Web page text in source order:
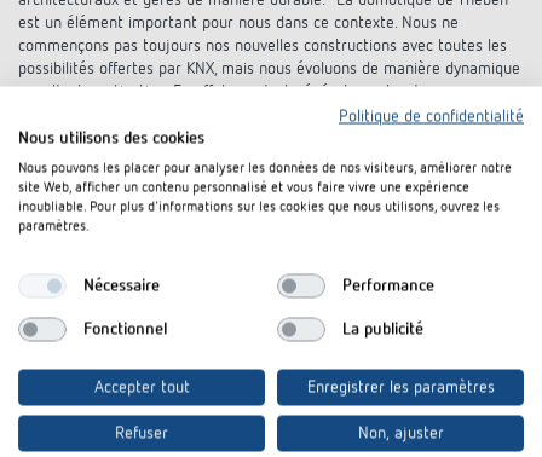
est un élément important pour nous dans ce contexte. Nous ne
commençons pas toujours nos nouvelles constructions avec toutes les
possibilités offertes par KNX, mais nous évoluons de manière dynamique
vers l'automatisation. En effet, ce n'est généralement qu'en cours
d'exploitation que l'on voit où il est le plus nécessaire d'agir", explique
l'entrepreneur de la nouvelle hôtellerie côtière allemande.
Une variation de lumière sans
gradation LED élevées
"Pour permettre une commande confortable de l'éclairage, nous avons
intégré des actionneurs de variation KNX de Theben comme base de la
commande de l'éclairage dans le système KNX" Rapporte l'architecte
Thomas Ladehoff. Les actionneurs de variation KNX de Theben, comme
le DM 8-2 T KNX, offrent des puissances de variation LED élevées allant
Politique de confidentialité
Nous utilisons des cookies
Nous pouvons les placer pour analyser les données de nos visiteurs, améliorer notre
site Web, afficher un contenu personnalisé et vous faire vivre une expérience
inoubliable. Pour plus d'informations sur les cookies que nous utilisons, ouvrez les
paramètres.
Nécessaire Performance
Fonctionnel La publicité
Accepter tout Enregistrer les paramètres
Refuser Non, ajuster